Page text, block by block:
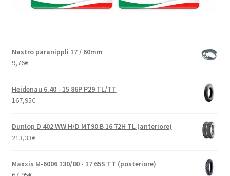
Nastro paranippli 17 / 60mm
9,76€
Heidenau 6.40 - 15 86P P29 TL/TT
167,95€
Dunlop D 402 WW H/D MT90 B 16 72H TL (anteriore)
213,33€
Maxxis M-6006 130/80 - 17 65S TT (posteriore)